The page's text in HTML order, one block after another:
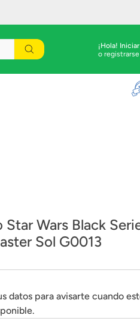
¡Hola!
Star Wars Black
Sol G0013
datos para avisarte cuando